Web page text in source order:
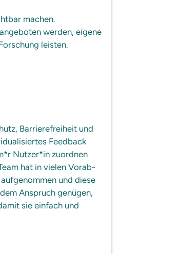
machen.
werden, eigene
leisten.
Barrierefreiheit und
Feedback
Nutzer*in zuordnen
hat in vielen Vorab-
und diese
Anspruch genügen,
sie einfach und